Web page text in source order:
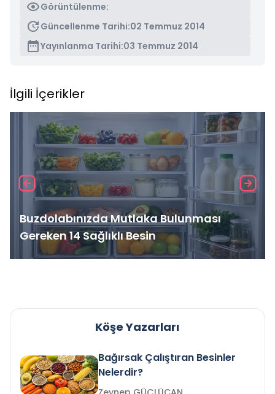
Görüntülenme:
Güncellenme Tarihi:02 Temmuz 2014
Yayınlanma Tarihi:03 Temmuz 2014
İlgili İçerikler
Buzdolabınızda Mutlaka Bulunması
Gereken 14 Sağlıklı Besin
Köşe Yazarları
Bağırsak Çalıştıran Besinler
Nelerdir?